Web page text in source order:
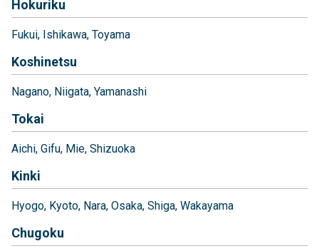
Hokuriku
Fukui Ishikawa Toyama
Koshinetsu
Nagano Niigata Yamanashi
Tokai
Aichi Gifu Mie Shizuoka
Kinki
Hyogo Kyoto Nara Osaka Shiga Wakayama
Chugoku